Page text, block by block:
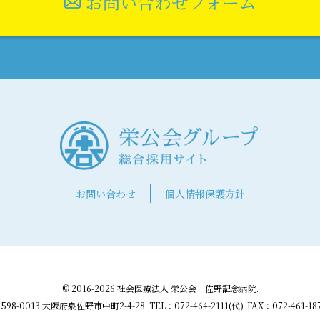
お問い合わせ 個人情報保護方針
© 2016-2026 社会医療法人 栄公会 佐野記念病院.
0013 大阪府泉佐野市中町2-4-28 TEL：072-464-2111(代) FAX：072-461-